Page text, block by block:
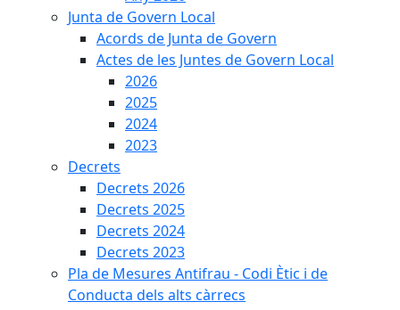
Junta de Govern Local
Acords de Junta de Govern
Actes de les Juntes de Govern Local
2026
2025
2024
2023
Decrets
Decrets 2026
Decrets 2025
Decrets 2024
Decrets 2023
Pla de Mesures Antifrau - Codi Ètic i de
Conducta dels alts càrrecs